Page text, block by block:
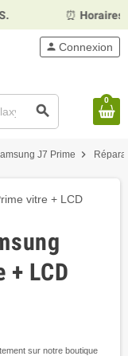
Horaires :Mardi,
search
person Connexion
0
J7 Prime chevron_right
LCD
sur notre boutique